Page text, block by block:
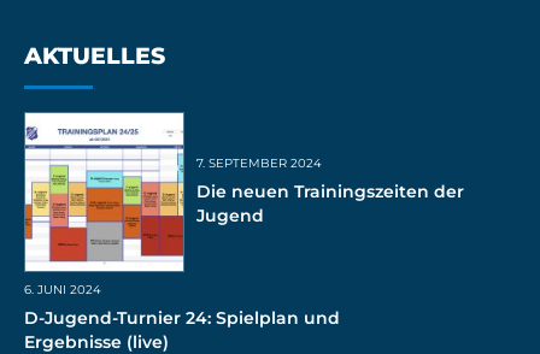
AKTUELLES
7. SEPTEMBER 2024
Die neuen Trainingszeiten der
Jugend
6. JUNI 2024
D-Jugend-Turnier 24: Spielplan und
Ergebnisse (live)